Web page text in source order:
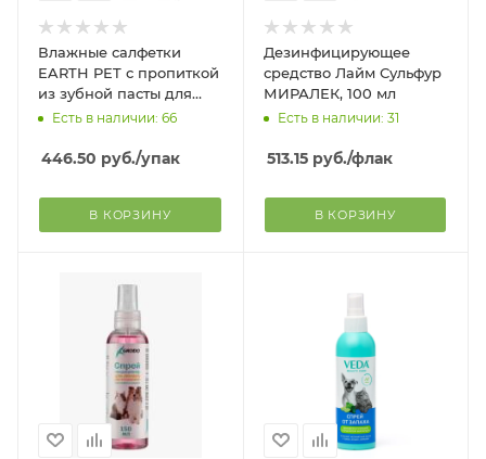
Влажные салфетки
EARTH PET с пропиткой
из зубной пасты для
гигиены ротовой
хорьков, 35 шт
Есть в наличии: 66
446.50 руб./упак
В КОРЗИНУ
Дезинфицирующее
средство Лайм Сульфур
МИРАЛЕК, 100 мл
Есть в наличии: 31
513.15руб./флак
В КОРЗИНУ